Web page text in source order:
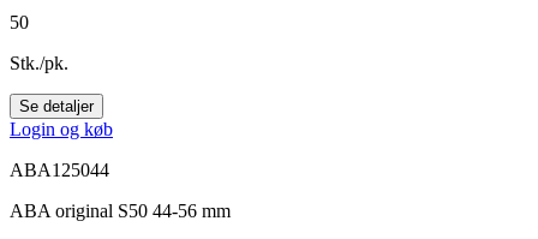
50
Stk./pk.
Se detaljer
Login og køb
ABA125044
ABA original S50 44-56 mm